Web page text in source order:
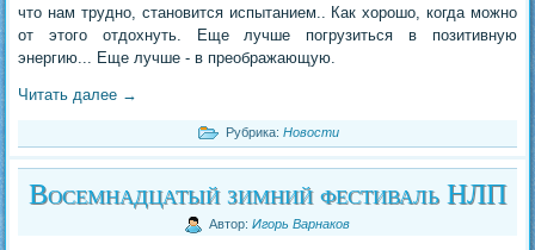
что нам трудно, становится испытанием.. Как хорошо, когда можно
от этого отдохнуть. Еще лучше погрузиться в позитивную
энергию... Еще лучше - в преображающую.
Читать далее →
Рубрика: Новости
Восемнадцатый зимний фестиваль НЛП
Автор: Игорь Варнаков